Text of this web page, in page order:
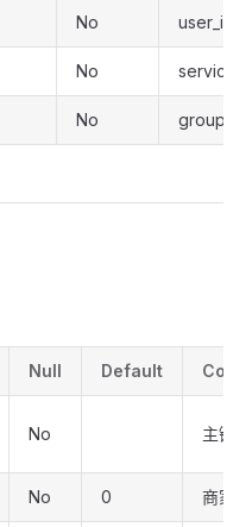
No user_id
No
No group_id
Null Default
No 主键
No 0 商家